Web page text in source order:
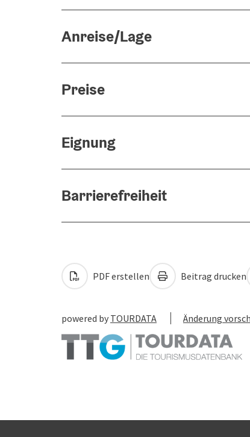
Anreise/Lage
Preise
Eignung
Barrierefreiheit
PDF erstellen Beitrag drucken
powered by TOURDATA Änderung